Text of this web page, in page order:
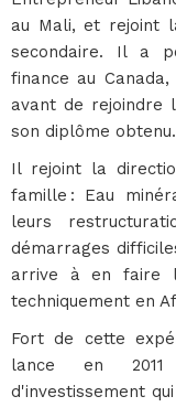
au Mali, et rejoint
secondaire. Il a
finance au
avant de rejoindre
son diplôme obtenu.
Il rejoint la
famille : Eau
leurs
démarrages
arrive à en faire
techniquement en
Fort de cette
lance en 2011
d'investissement